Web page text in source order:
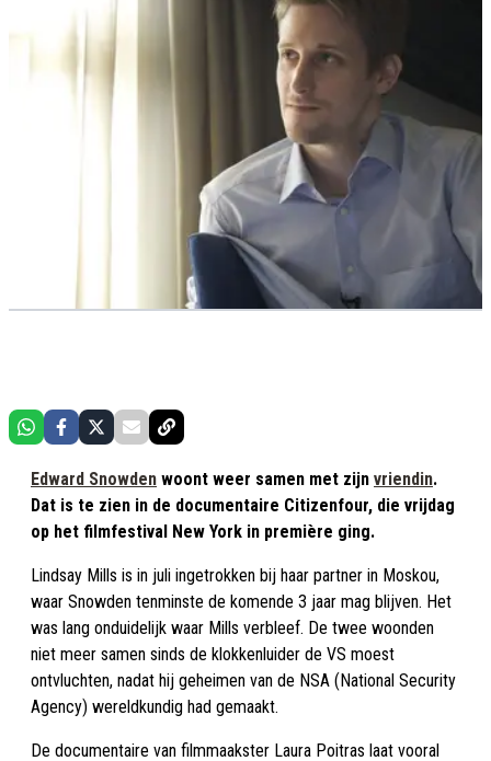
Edward Snowden woont weer samen met zijn vriendin.
Dat is te zien in de documentaire Citizenfour, die vrijdag
op het filmfestival New York in première ging.
Lindsay Mills is in juli ingetrokken bij haar partner in Moskou,
waar Snowden tenminste de komende 3 jaar mag blijven. Het
was lang onduidelijk waar Mills verbleef. De twee woonden
niet meer samen sinds de klokkenluider de VS moest
ontvluchten, nadat hij geheimen van de NSA (National Security
Agency) wereldkundig had gemaakt.
De documentaire van filmmaakster Laura Poitras laat vooral